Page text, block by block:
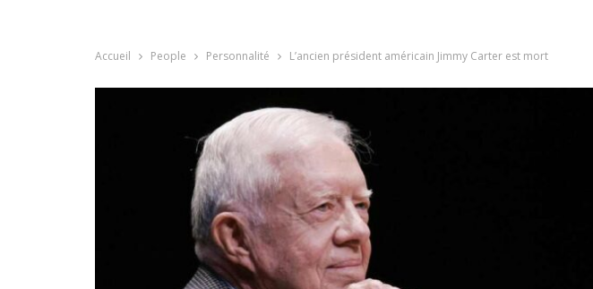
Accueil People Personnalité L’ancien président américain Jimmy Carter est mort